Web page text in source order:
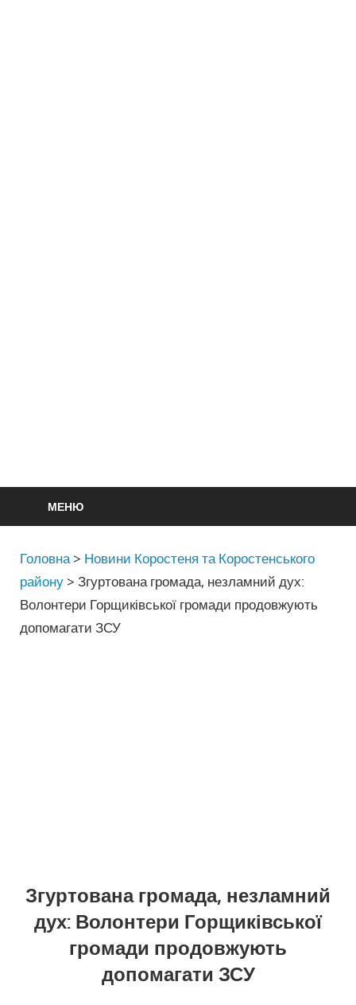
МЕНЮ
Головна > Новини Коростеня та Коростенського
району >Згуртована громада, незламний дух:
Волонтери Горщиківської громади продовжують
допомагати ЗСУ
Згуртована громада, незламний
дух: Волонтери Горщиківської
громади продовжують
допомагати ЗСУ